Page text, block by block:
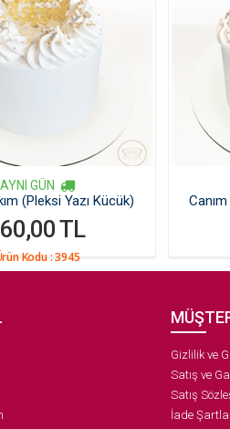
AYNI GÜN
(Pleksi Yazı Kücük)
60,00 TL
Kodu :3945
Gizlilik ve
Satış ve
Satış
İade